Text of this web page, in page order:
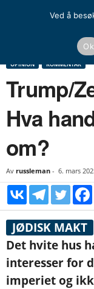
OPINION KOMMENTAR
Trump/
Hva
om?
Av russleman - 6. mars
JØDISK MAKT
Det hvite hus
interesser for
imperiet og
Ved å
Ok